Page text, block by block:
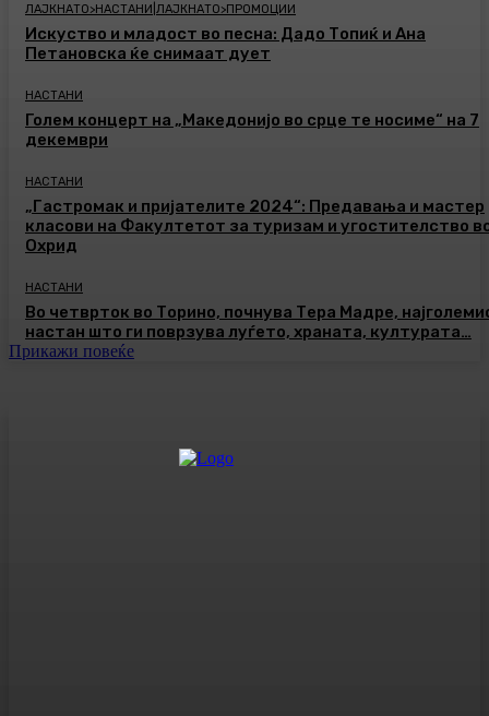
ЛАЈКНАТО>НАСТАНИ|ЛАЈКНАТО>ПРОМОЦИИ
Искуство и младост во песна: Дадо Топиќ и Ана
Петановска ќе снимаат дует
НАСТАНИ
Голем концерт на „Македонијо во срце те носиме“ на 7
декември
НАСТАНИ
„Гастромак и пријателите 2024“: Предавања и мастер
класови на Факултетот за туризам и угостителство
Охрид
НАСТАНИ
Во четврток во Торино, почнува Тера Мадре,
настан што ги поврзува луѓето, храната, културата…
Прикажи повеќе